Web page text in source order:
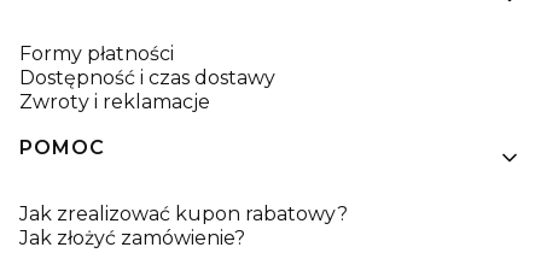
Formy płatności
Dostępność i czas dostawy
Zwroty i reklamacje
POMOC
Jak zrealizować kupon rabatowy?
Jak złożyć zamówienie?